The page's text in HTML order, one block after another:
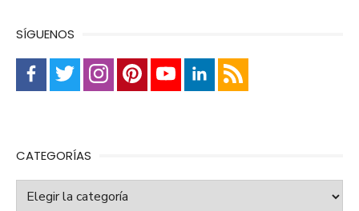
SÍGUENOS
CATEGORÍAS
Categorías